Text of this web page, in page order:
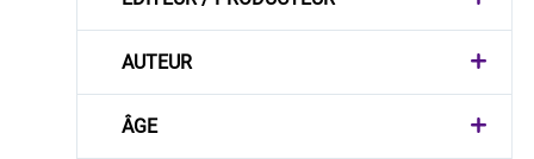
AUTEUR
ÂGE